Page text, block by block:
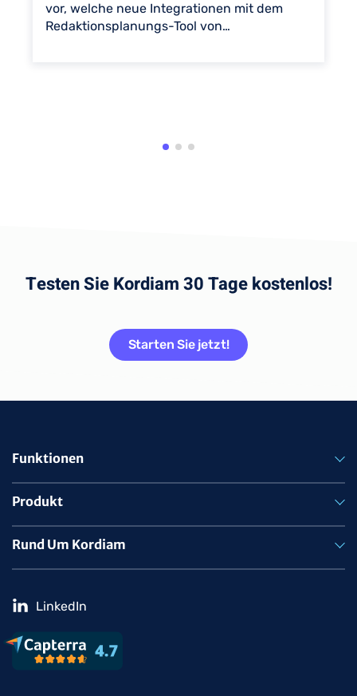
vor, welche neue Integrationen mit dem
Redaktionsplanungs-Tool von…
Testen Sie Kordiam 30 Tage kostenlos!
Starten Sie jetzt!
Funktionen
Produkt
Rund Um Kordiam
LinkedIn